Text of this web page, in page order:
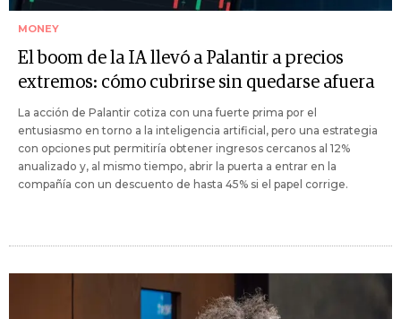
MONEY
El boom de la IA llevó a Palantir a precios
extremos: cómo cubrirse sin quedarse afuera
La acción de Palantir cotiza con una fuerte prima por el
entusiasmo en torno a la inteligencia artificial, pero una estrategia
con opciones put permitiría obtener ingresos cercanos al 12%
anualizado y, al mismo tiempo, abrir la puerta a entrar en la
compañía con un descuento de hasta 45% si el papel corrige.